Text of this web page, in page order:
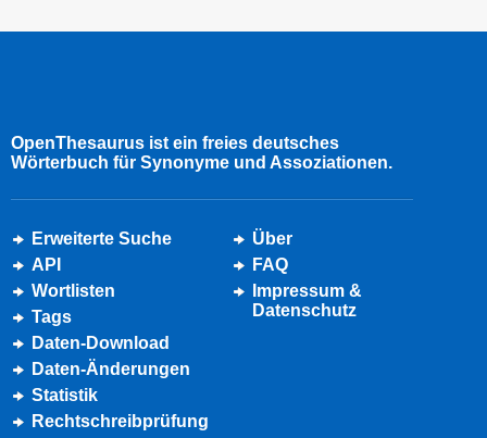
OpenThesaurus ist ein freies deutsches
Wörterbuch für Synonyme und Assoziationen.
Erweiterte Suche
API
Wortlisten
Tags
Daten-Download
Daten-Änderungen
Statistik
Rechtschreibprüfung
Über
FAQ
Impressum &
Datenschutz